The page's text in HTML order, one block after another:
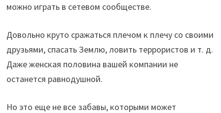
можно играть в сетевом сообществе.
Довольно круто сражаться плечом к плечу со своими
друзьями, спасать Землю, ловить террористов и т. д.
Даже женская половина вашей компании не
останется равнодушной.
Но это еще не все забавы, которыми может